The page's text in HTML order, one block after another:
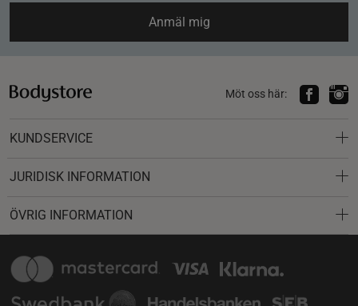
Anmäl mig
Möt oss här:
KUNDSERVICE
JURIDISK INFORMATION
ÖVRIG INFORMATION